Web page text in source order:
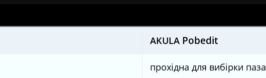
AKULA Pobedit
прохідна для вибірки паза